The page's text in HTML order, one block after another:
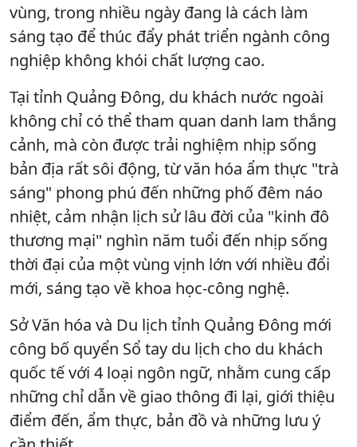
vùng, trong nhiều ngày đang là cách làm
sáng tạo để thúc đẩy phát triển ngành công
nghiệp không khói chất lượng cao.
Tại tỉnh Quảng Đông, du khách nước ngoài
không chỉ có thể tham quan danh lam thắng
cảnh, mà còn được trải nghiệm nhịp sống
bản địa rất sôi động, từ văn hóa ẩm thực "trà
sáng" phong phú đến những phố đêm náo
nhiệt, cảm nhận lịch sử lâu đời của "kinh đô
thương mại" nghìn năm tuổi đến nhịp sống
thời đại của một vùng vịnh lớn với nhiều đổi
mới, sáng tạo về khoa học-công nghệ.
Sở Văn hóa và Du lịch tỉnh Quảng Đông mới
công bố quyển Sổ tay du lịch cho du khách
quốc tế với 4 loại ngôn ngữ, nhằm cung cấp
những chỉ dẫn về giao thông đi lại, giới thiệu
điểm đến, ẩm thực, bản đồ và những lưu ý